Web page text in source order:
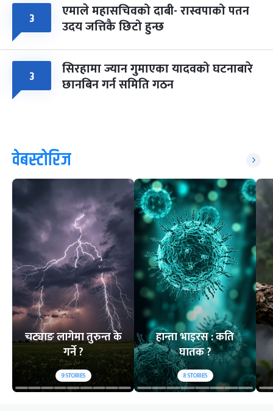
३ एमाले महासचिवको दाबी- रास्वपाको पतन
उदय जत्तिकै छिटो हुन्छ
३ सिरहामा ज्यान गुमाएका यादवको घटनाबारे
छानबिन गर्न समिति गठन
वेबस्टोरिज
चट्याङ लागेमा तुरुन्त के
गर्ने ?
9STORIES
हान्ता भाइरस : कति
घातक ?
8STORIES